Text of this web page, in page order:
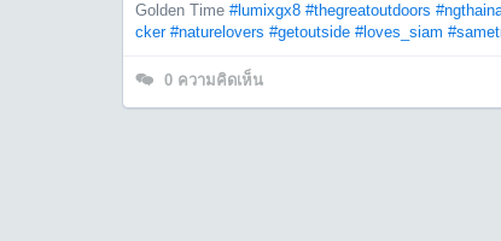
Golden Time #lumixgx8 #thegreatoutdoors
cker #naturelovers #getoutside #loves_siam
0 ความคิดเห็น